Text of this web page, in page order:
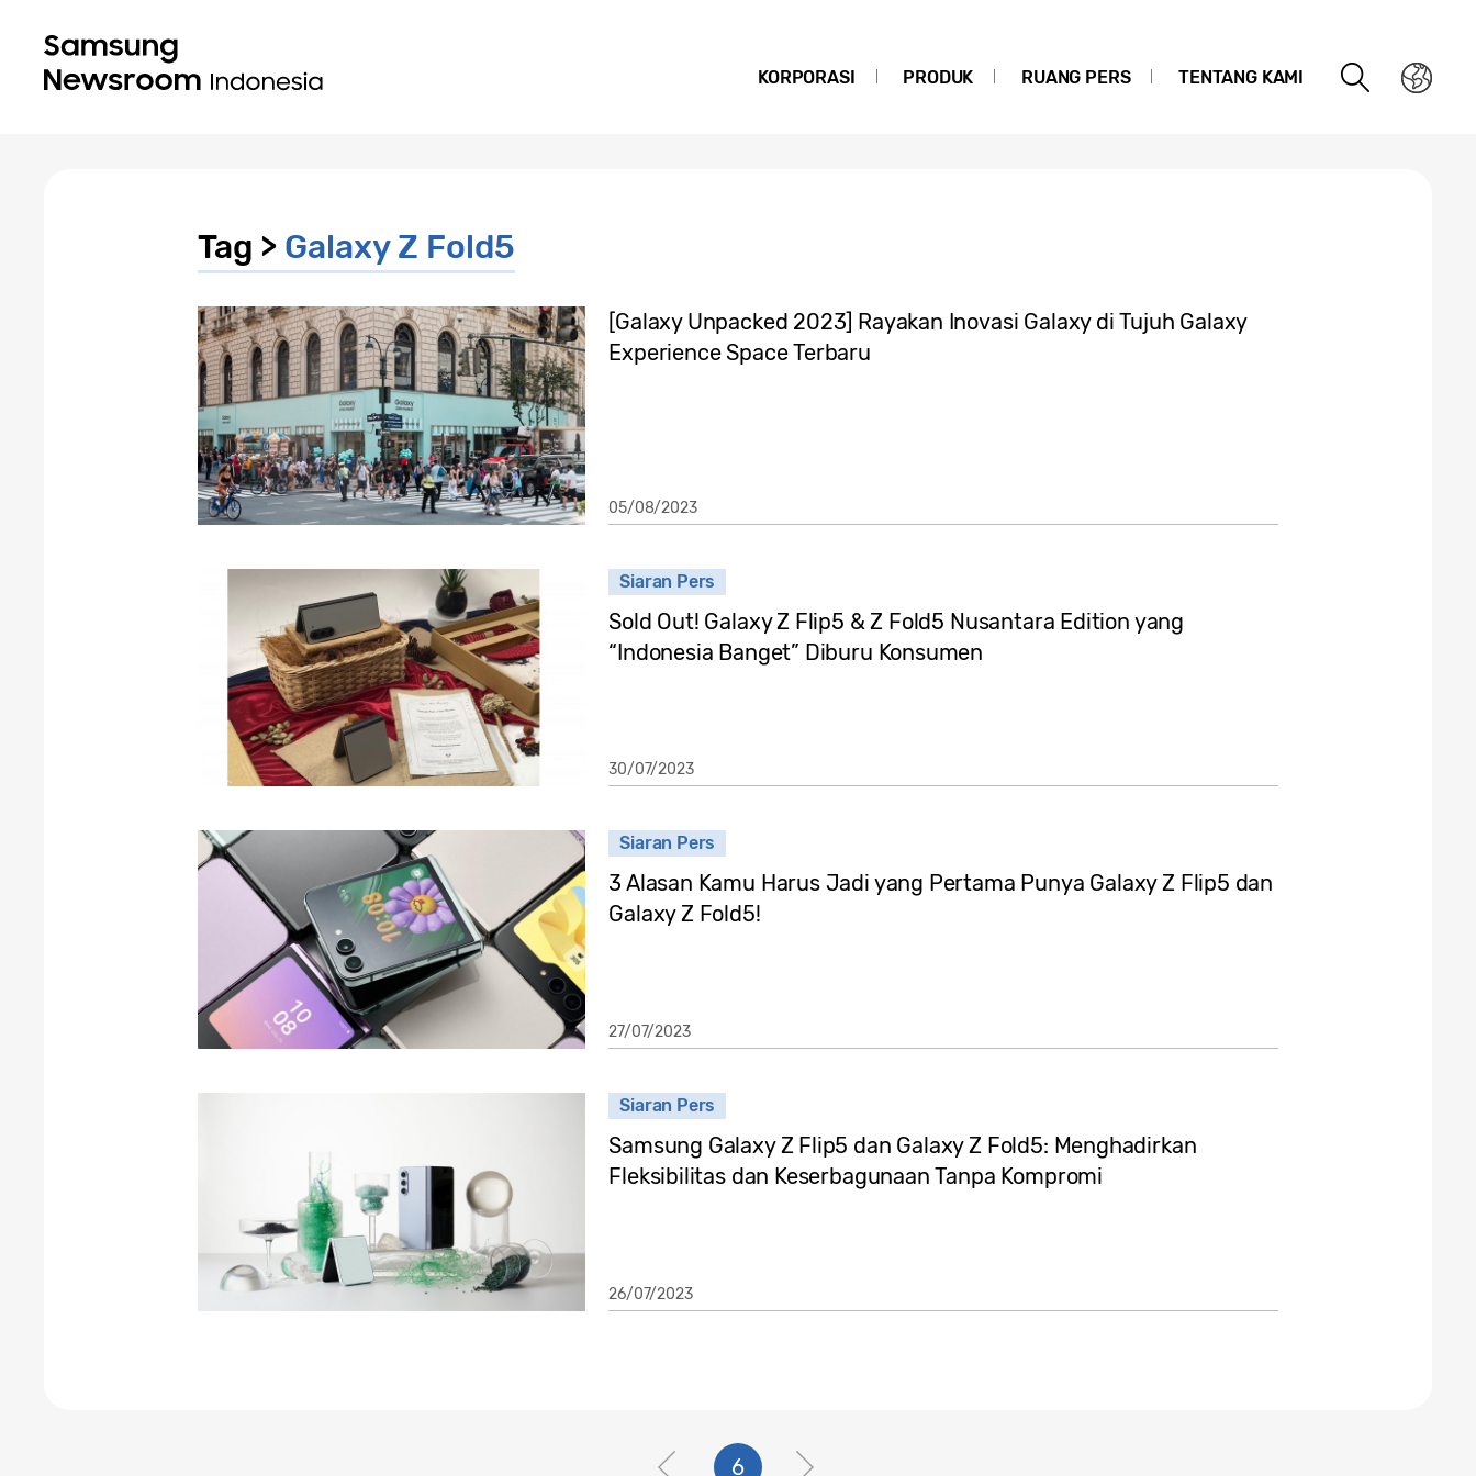
KORPORASI PRODUK RUANG PERS TENTANG KAMI
Tag > Galaxy Z Fold5
[Galaxy Unpacked 2023] Rayakan Inovasi Galaxy di Tujuh Galaxy
Experience Space Terbaru
05/08/2023
Siaran Pers
Sold Out! Galaxy Z Flip5 & Z Fold5 Nusantara Edition yang
“Indonesia Banget” Diburu Konsumen
30/07/2023
Siaran Pers
3 Alasan Kamu Harus Jadi yang Pertama Punya Galaxy Z Flip5 dan
Galaxy Z Fold5!
27/07/2023
Siaran Pers
Samsung Galaxy Z Flip5 dan Galaxy Z Fold5: Menghadirkan
Fleksibilitas dan Keserbagunaan Tanpa Kompromi
26/07/2023
6